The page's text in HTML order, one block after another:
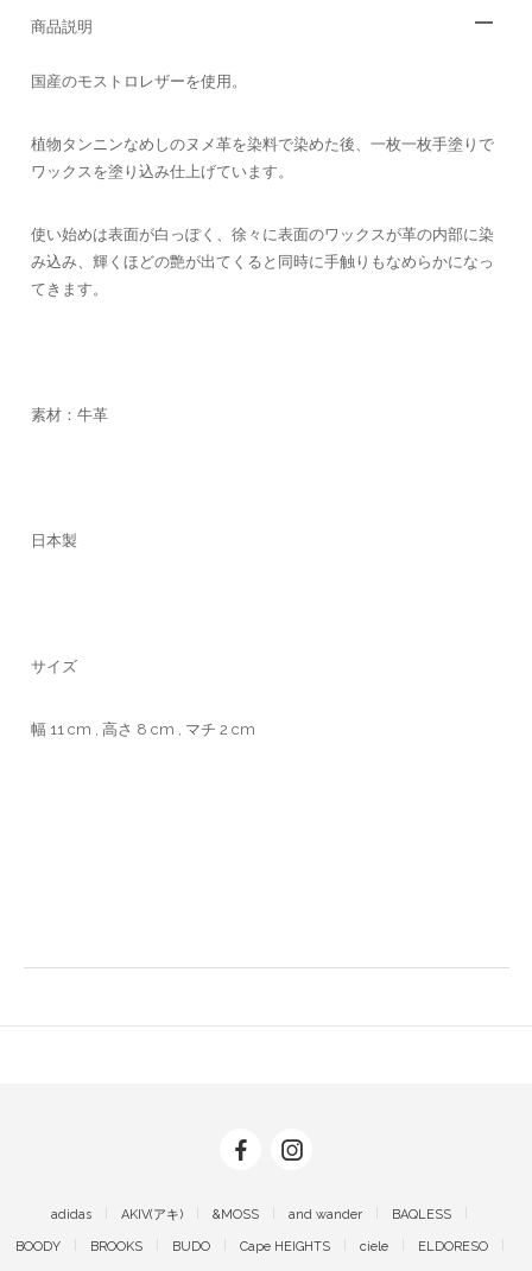
商品説明
国産のモストロレザーを使用。
植物タンニンなめしのヌメ革を染料で染めた後、一枚一枚手塗りで
ワックスを塗り込み仕上げています。
使い始めは表面が白っぽく、徐々に表面のワックスが革の内部に染
み込み、輝くほどの艶が出てくると同時に手触りもなめらかになっ
てきます。
素材：牛革
日本製
サイズ
幅 11 cm , 高さ 8 cm , マチ 2 cm
adidas AKIV(アキ) &MOSS and wander BAQLESS
BOODY BROOKS BUDO Cape HEIGHTS ciele ELDORESO